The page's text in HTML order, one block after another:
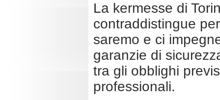
La kermesse di
contraddistingue
saremo e ci
garanzie di
tra gli obblighi
professionali.